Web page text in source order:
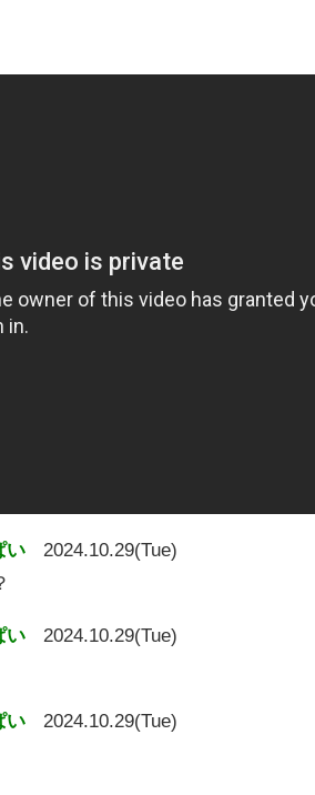
い
2024.10.29(Tue)
い
2024.10.29(Tue)
い
2024.10.29(Tue)